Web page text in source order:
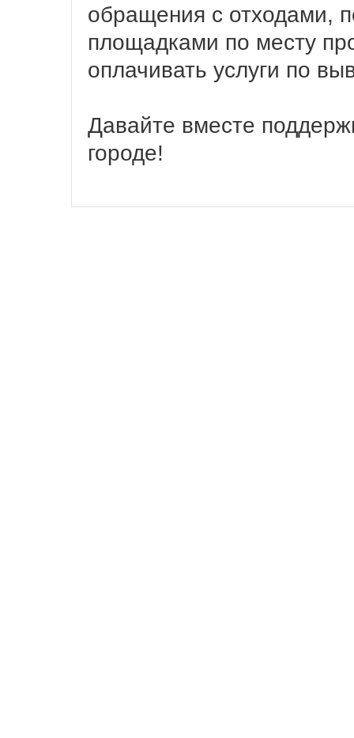
обращения с отходами,
площадками по месту
оплачивать услуги по
Давайте вместе
городе!